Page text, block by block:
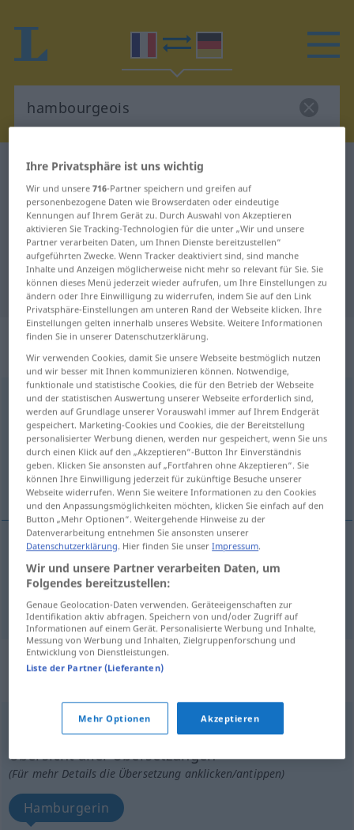
Französisch-Deutsch Wörterbuch
Französisch-Deutsch Übersetzung
für "hambourgeois"
"hambourgeois" Deutsch
Übersetzung
„hambourgeois“: adjectif
(qualificatif)
hambourgeois [ɑ̃buʀʒwa]adj <-oise [-waz]>
Übersicht aller Übersetzungen
(Für mehr Details die Übersetzung anklicken/antippen)
Hamburger, hamburgisch
Hamburger hambourgeois
hamburgisch hambourgeois
„hambourgeois“
hambourgeois [ɑ̃buʀʒwa] -oise [-waz]>
Übersicht aller Übersetzungen
(Für mehr Details die Übersetzung anklicken/antippen)
Hamburgerin
Ihre Privatsphäre ist uns wichtig
Wir und unsere716-Partner speichern und greifen auf
personenbezogene Daten wie Browserdaten oder eindeutige
Kennungen auf Ihrem Gerät zu. Durch Auswahl von Akzeptieren
aktivieren Sie Tracking-Technologien für die unter „Wir und unsere
Partner verarbeiten Daten, um Ihnen Dienste bereitzustellen“
aufgeführten Zwecke. Wenn Tracker deaktiviert sind, sind manche
Inhalte und Anzeigen möglicherweise nicht mehr so relevant für Sie. Sie
können dieses Menü jederzeit wieder aufrufen, um Ihre Einstellungen zu
ändern oder Ihre Einwilligung zu widerrufen, indem Sie auf den Link
Privatsphäre-Einstellungen am unteren Rand der Webseite klicken. Ihre
Einstellungen gelten innerhalb unseres Website. Weitere Informationen
finden Sie in unserer Datenschutzerklärung.
Wir verwenden Cookies, damit Sie unsere Webseite bestmöglich nutzen
und wir besser mit Ihnen kommunizieren können. Notwendige,
funktionale und statistische Cookies, die für den Betrieb der Webseite
und der statistischen Auswertung unserer Webseite erforderlich sind,
werden auf Grundlage unserer Vorauswahl immer auf Ihrem Endgerät
gespeichert. Marketing-Cookies und Cookies, die der Bereitstellung
personalisierter Werbung dienen, werden nur gespeichert, wenn Sie uns
durch einen Klick auf den „Akzeptieren“-Button Ihr Einverständnis
geben. Klicken Sie ansonsten auf „Fortfahren ohne Akzeptieren“. Sie
können Ihre Einwilligung jederzeit für zukünftige Besuche unserer
Webseite widerrufen. Wenn Sie weitere Informationen zu den Cookies
und den Anpassungsmöglichkeiten möchten, klicken Sie einfach auf den
Button „Mehr Optionen“. Weitergehende Hinweise zu der
Datenverarbeitung entnehmen Sie ansonsten unserer
Datenschutzerklärung. Hier finden Sie unserImpressum.
Wir und unsere Partner verarbeiten Daten, um
Folgendes bereitzustellen:
Genaue Geolocation-Daten verwenden. Geräteeigenschaften zur
Identifikation aktiv abfragen. Speichern von und/oder Zugriff auf
Informationen auf einem Gerät. Personalisierte Werbung und Inhalte,
Messung von Werbung und Inhalten, Zielgruppenforschung und
Entwicklung von Dienstleistungen.
Liste der Partner (Lieferanten)
Mehr Optionen Akzeptieren